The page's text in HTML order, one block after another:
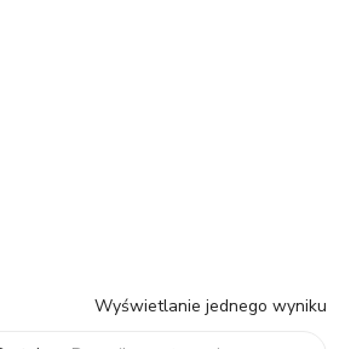
Wyświetlanie jednego wyniku